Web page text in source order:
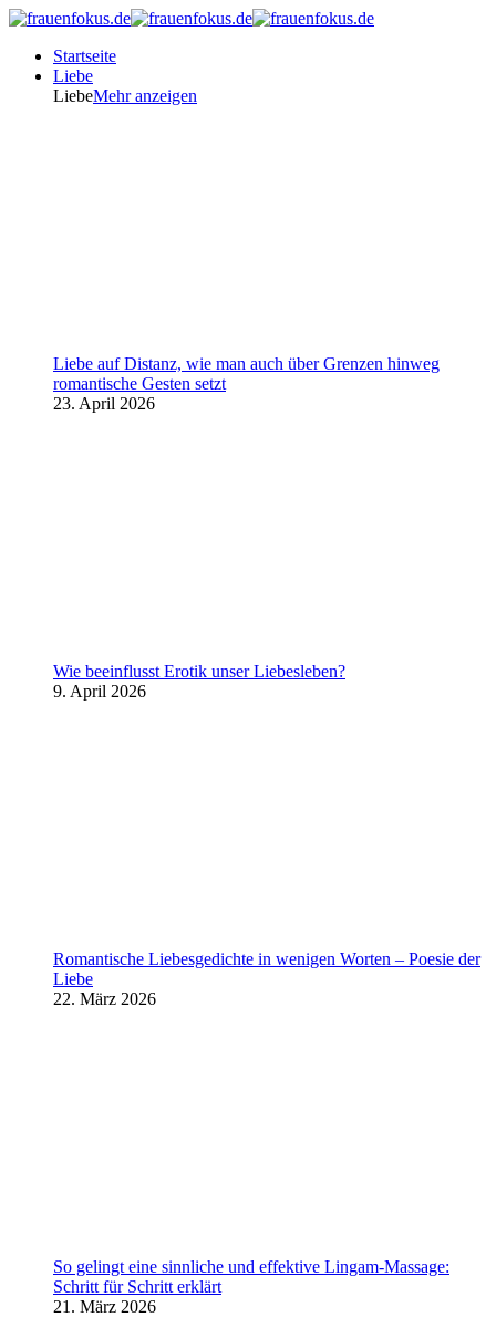
Startseite
Liebe
LiebeMehr anzeigen
Liebe auf Distanz, wie man auch über Grenzen hinweg
romantische Gesten setzt
23. April 2026
Wie beeinflusst Erotik unser Liebesleben?
9. April 2026
Romantische Liebesgedichte in wenigen Worten – Poesie der
Liebe
22. März 2026
So gelingt eine sinnliche und effektive Lingam-Massage:
Schritt für Schritt erklärt
21. März 2026